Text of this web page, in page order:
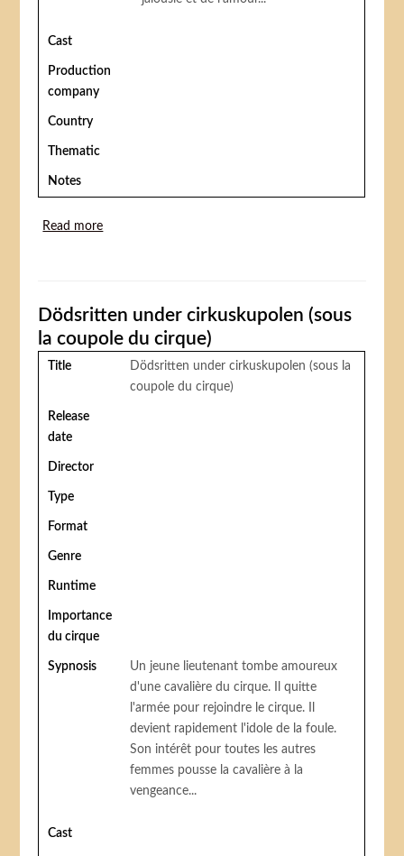
Cast
Production
company
Country
Thematic
Notes
Read more
Dödsritten under cirkuskupolen (sous
la coupole du cirque)
Title
Dödsritten under cirkuskupolen (sous la
coupole du cirque)
Release
date
Director
Type
Format
Genre
Runtime
Importance
du cirque
Sypnosis
Un jeune lieutenant tombe amoureux
d'une cavalière du cirque. Il quitte
l'armée pour rejoindre le cirque. Il
devient rapidement l'idole de la foule.
Son intérêt pour toutes les autres
femmes pousse la cavalière à la
vengeance...
Cast